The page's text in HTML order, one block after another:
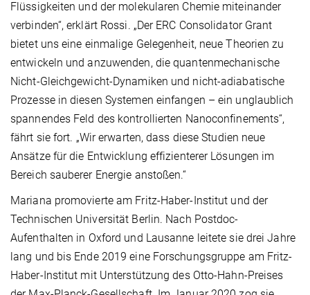
Flüssigkeiten und der molekularen Chemie miteinander
verbinden“, erklärt Rossi. „Der ERC Consolidator Grant
bietet uns eine einmalige Gelegenheit, neue Theorien zu
entwickeln und anzuwenden, die quantenmechanische
Nicht-Gleichgewicht-Dynamiken und nicht-adiabatische
Prozesse in diesen Systemen einfangen – ein unglaublich
spannendes Feld des kontrollierten Nanoconfinements“,
fährt sie fort. „Wir erwarten, dass diese Studien neue
Ansätze für die Entwicklung effizienterer Lösungen im
Bereich sauberer Energie anstoßen.“
Mariana promovierte am Fritz-Haber-Institut und der
Technischen Universität Berlin. Nach Postdoc-
Aufenthalten in Oxford und Lausanne leitete sie drei Jahre
lang und bis Ende 2019 eine Forschungsgruppe am Fritz-
Haber-Institut mit Unterstützung des Otto-Hahn-Preises